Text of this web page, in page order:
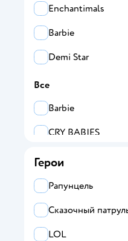
Enchantimals
Barbie
Demi Star
Все
Barbie
CRY BABIES
Disney Princess
Enchantimals
Kiana Group
Герои
Рапунцель
Сказочный
LOL